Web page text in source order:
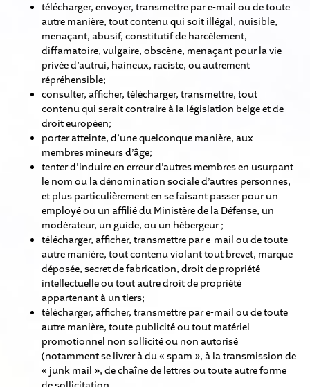
télécharger, envoyer, transmettre par e-mail ou de toute
autre manière, tout contenu qui soit illégal, nuisible,
menaçant, abusif, constitutif de harcèlement,
diffamatoire, vulgaire, obscène, menaçant pour la vie
privée d’autrui, haineux, raciste, ou autrement
répréhensible;
consulter, afficher, télécharger, transmettre, tout
contenu qui serait contraire à la législation belge et de
droit européen;
porter atteinte, d’une quelconque manière, aux
membres mineurs d’âge;
tenter d’induire en erreur d’autres membres en usurpant
le nom ou la dénomination sociale d’autres personnes,
et plus particulièrement en se faisant passer pour un
employé ou un affilié du Ministère de la Défense, un
modérateur, un guide, ou un hébergeur ;
télécharger, afficher, transmettre par e-mail ou de toute
autre manière, tout contenu violant tout brevet, marque
déposée, secret de fabrication, droit de propriété
intellectuelle ou tout autre droit de propriété
appartenant à un tiers;
télécharger, afficher, transmettre par e-mail ou de toute
autre manière, toute publicité ou tout matériel
promotionnel non sollicité ou non autorisé
(notamment se livrer à du « spam », à la transmission de
« junk mail », de chaîne de lettres ou toute autre forme